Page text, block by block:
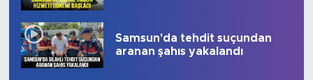
Samsun'da tehdit suçundan
aranan şahıs yakalandı